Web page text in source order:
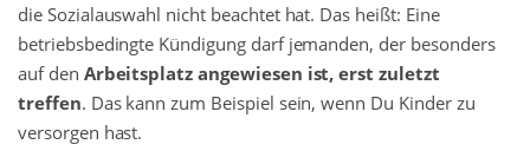
die Sozialauswahl nicht beachtet hat. Das heißt: Eine
betriebsbedingte Kündigung darf jemanden, der besonders
auf den Arbeitsplatz angewiesen ist, erst zuletzt
treffen. Das kann zum Beispiel sein, wenn Du Kinder zu
versorgen hast.